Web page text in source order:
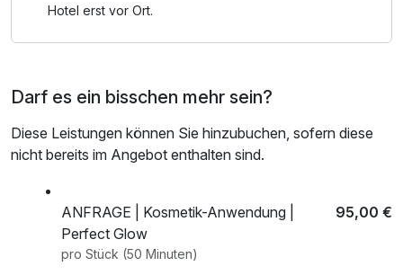
ionisierte Luft entsteht. Durch die bekannte Neutralkraft der
Gutscheinbuch "mehrWERT Bramsche": Exklusiv für Sie
Einkaufsgutscheine in ausgewählten Geschäften in
Bramsche, der Tuchmacherstadt. Der Gesamtwert Ihrer
Hinweis: Wir bitten Sie Ihren Wunschtermin für die im
Arrangement enthaltene Wellness-Anwendung nach Ihrer
Hotel erst vor Ort.
Darf es ein bisschen mehr sein?
Diese Leistungen können Sie hinzubuchen, sofern diese
nicht bereits im Angebot enthalten sind.
ANFRAGE | Kosmetik-Anwendung |
Perfect Glow
95,00 €
pro Stück (50 Minuten)